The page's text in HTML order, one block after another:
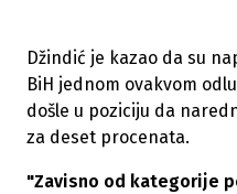
Džindić je kazao da su
BiH jednom ovakvom
došle u poziciju da
za deset procenata.
"Zavisno od kategorije